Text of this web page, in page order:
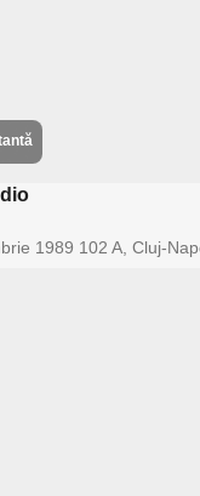
1989 102 A, Cluj-